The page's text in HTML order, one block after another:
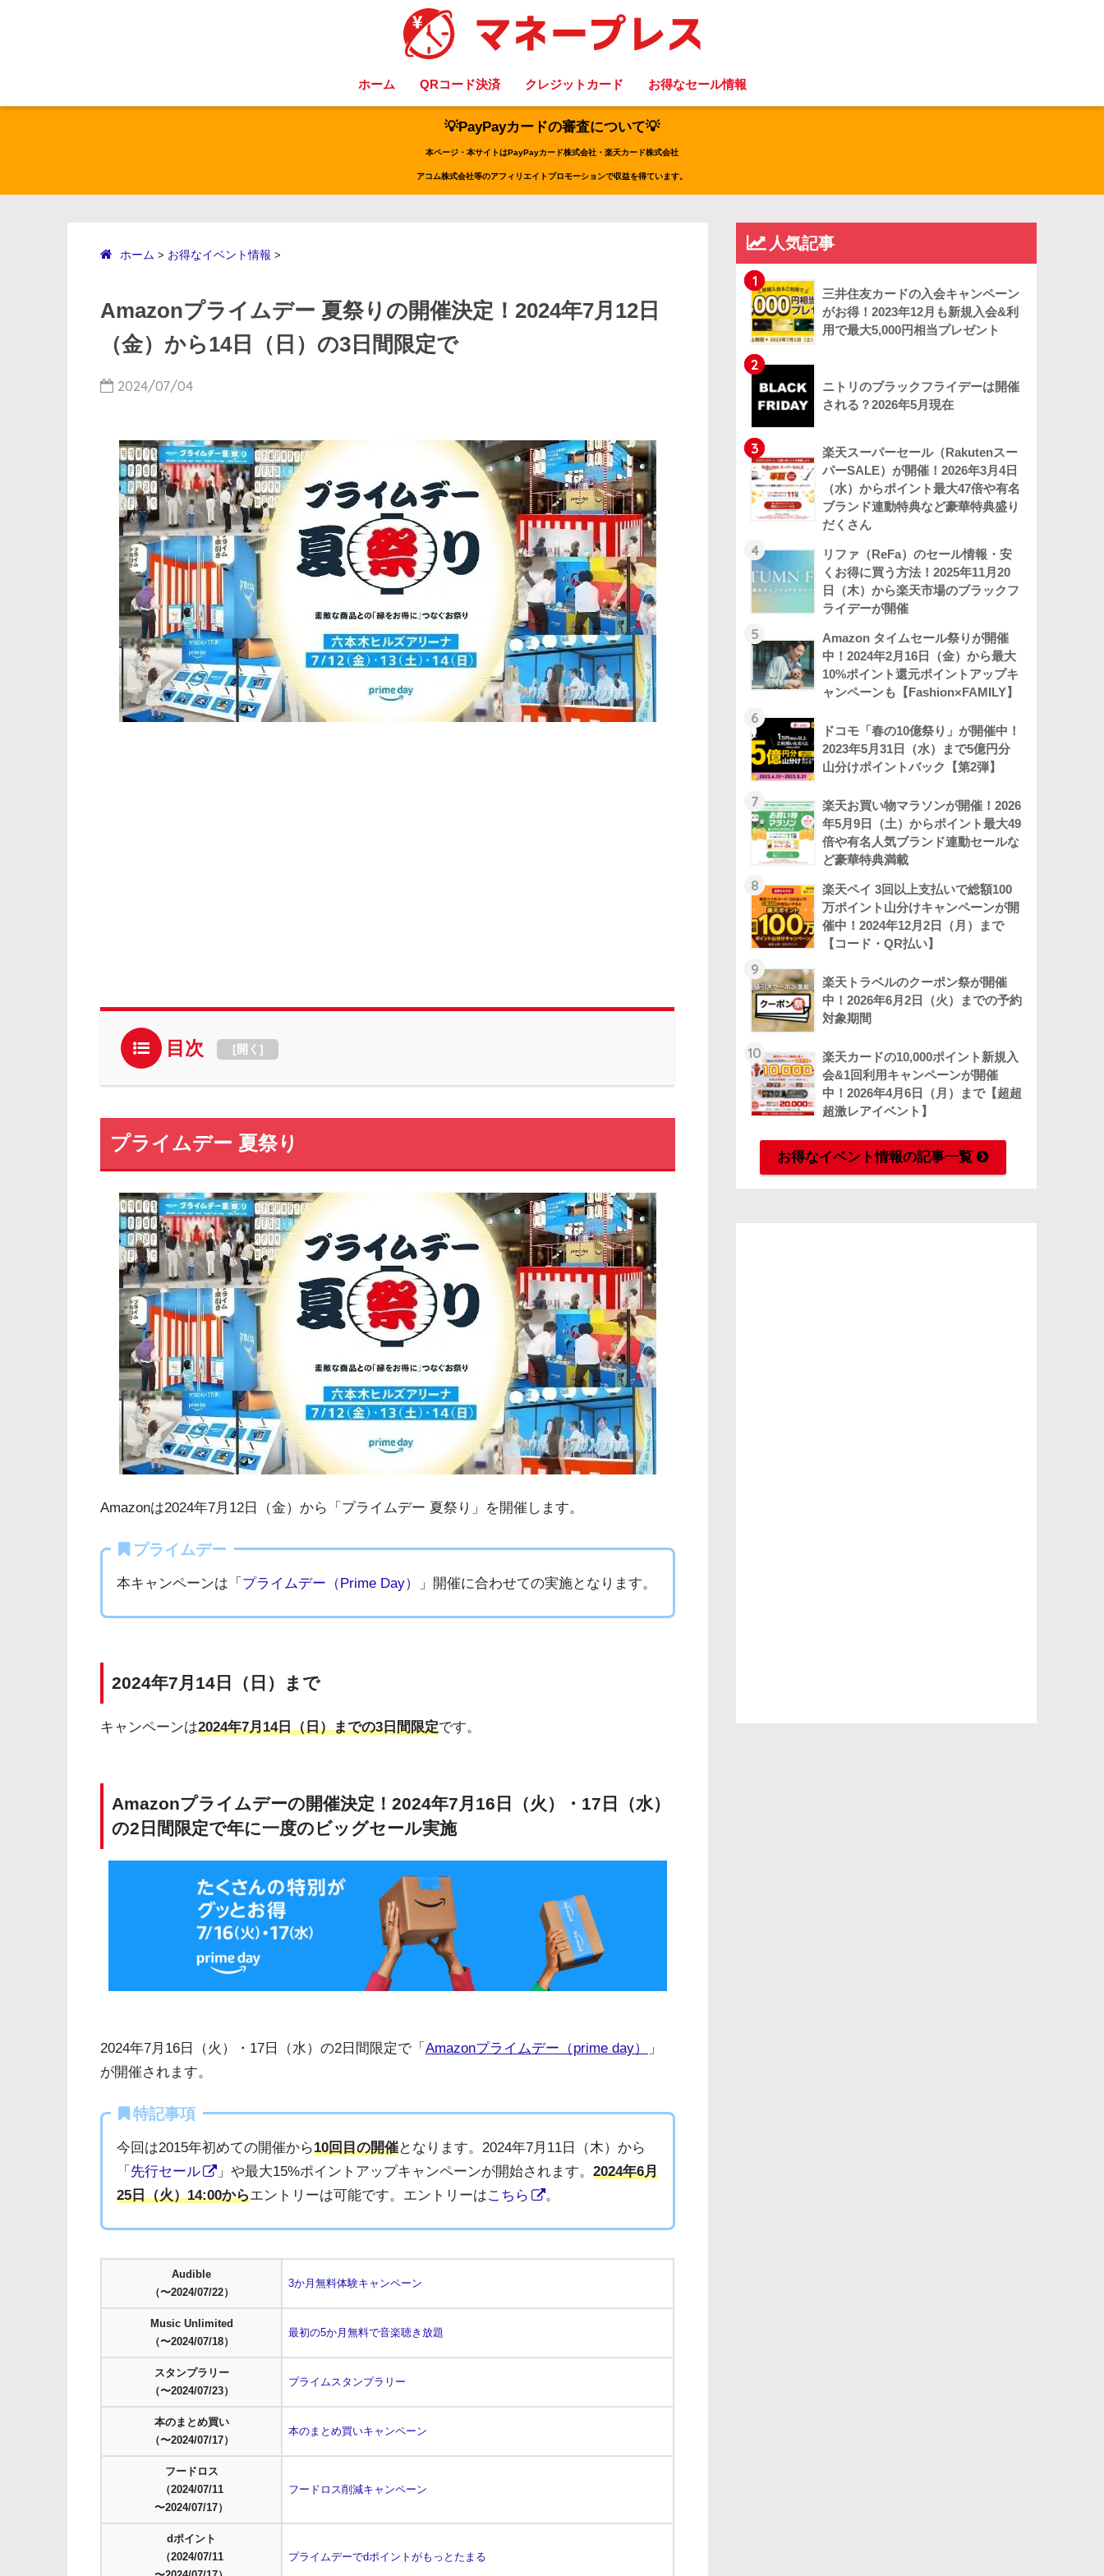
ホーム QRコード決済 クレジットカード お得なセール情報
💡PayPayカードの審査について💡
本ページ・本サイトはPayPayカード株式会社・楽天カード株式会社
アコム株式会社等のアフィリエイトプロモーションで収益を得ています。
ホーム > お得なイベント情報 >
Amazonプライムデー 夏祭りの開催決定！2024年7月12日
（金）から14日（日）の3日間限定で
2024/07/04
目次 [開く ]
プライムデー 夏祭り
Amazonは2024年7月12日（金）から「プライムデー 夏祭り」を開催します。
プライムデー
本キャンペーンは「 プライムデー（Prime Day） 」開催に合わせての実施となります。
2024年7月14日（日）まで
キャンペーンは2024年7月14日（日）までの3日間限定です。
Amazonプライムデーの開催決定！2024年7月16日（火）・17日（水）
の2日間限定で年に一度のビッグセール実施
2024年7月16日（火）・17日（水）の2日間限定で「 Amazonプライムデー（prime day）
」
が開催されます。
特記事項
今回は2015年初めての開催から10回目の開催となります。2024年7月11日（木）から
「 先行セール 」や最大15%ポイントアップキャンペーンが開始されます。2024年6月
25日（火）14:00からエントリーは可能です。エントリーはこちら 。
Audible
（〜2024/07/22）
3か月無料体験キャンペーン
Music Unlimited
（〜2024/07/18）
最初の5か月無料で音楽聴き放題
スタンプラリー
（〜2024/07/23）
プライムスタンプラリー
本のまとめ買い
（〜2024/07/17）
本のまとめ買いキャンペーン
フードロス
（2024/07/11
〜2024/07/17）
フードロス削減キャンペーン
dポイント
（2024/07/11
プライムデーでdポイントがもっとたまる
人気記事
1
三井住友カードの入会キャンペーン
がお得！2023年12月も新規入会&利
用で最大5,000円相当プレゼント
2
ニトリのブラックフライデーは開催
される？2026年5月現在
3
楽天スーパーセール（Rakutenスー
パーSALE）が開催！2026年3月4日
（水）からポイント最大47倍や有名
ブランド連動特典など豪華特典盛り
だくさん
4
リファ（ReFa）のセール情報・安
くお得に買う方法！2025年11月20
日（木）から楽天市場のブラックフ
ライデーが開催
5
Amazon タイムセール祭りが開催
中！2024年2月16日（金）から最大
10%ポイント還元ポイントアップキ
ャンペーンも【Fashion×FAMILY】
6
ドコモ「春の10億祭り」が開催中！
2023年5月31日（水）まで5億円分
山分けポイントバック【第2弾】
7
楽天お買い物マラソンが開催！2026
年5月9日（土）からポイント最大49
倍や有名人気ブランド連動セールな
ど豪華特典満載
8
楽天ペイ 3回以上支払いで総額100
万ポイント山分けキャンペーンが開
催中！2024年12月2日（月）まで
【コード・QR払い】
9
楽天トラベルのクーポン祭が開催
中！2026年6月2日（火）までの予約
対象期間
10
楽天カードの10,000ポイント新規入
会&1回利用キャンペーンが開催
中！2026年4月6日（月）まで【超超
超激レアイベント】
お得なイベント情報の記事一覧